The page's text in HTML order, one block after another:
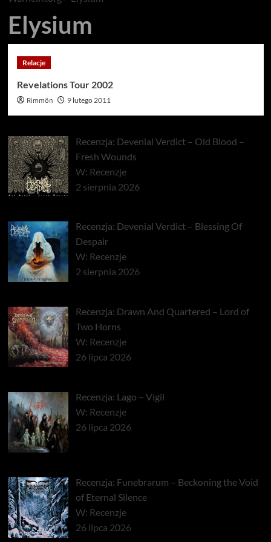
Elysium
Relacje
Revelations Tour 2002
Rimmön 9 lutego 2011
Recenzja: Devenial Verdict – Old Blood –
Fresh Wounds
W: Recenzje
2 sierpnia 2026
Recenzja: Devenial Verdict – Blessing Of
Despair
W: Recenzje
2 sierpnia 2026
Recenzja: Drawn And Quartered – Lord of
Two Horns
W: Recenzje
26 lipca 2026
Recenzja: Lago – Vigil
W: Recenzje
26 lipca 2026
Recenzja: Funebrarum – Beckoning the Void
of Eternal Silence
W: Recenzje
26 lipca 2026